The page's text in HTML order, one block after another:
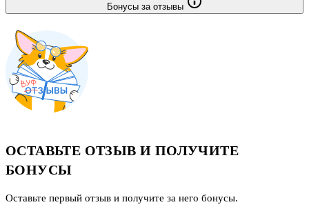
Бонусы за отзывы
ОСТАВЬТЕ ОТЗЫВ И ПОЛУЧИТЕ
БОНУСЫ
Оставьте первый отзыв и получите за него бонусы.